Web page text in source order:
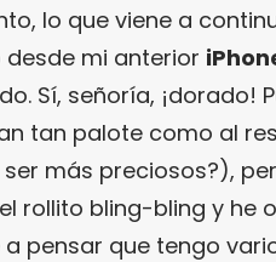
lo que viene a
mi anterior
Sí, señoría, ¡dorado!
tan palote como al
más preciosos?),
rollito bling-bling y he
pensar que tengo